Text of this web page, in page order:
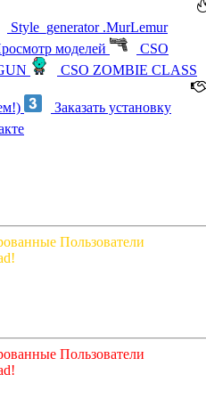
Style_generator .MurLemur
моделей
CSO
CSO ZOMBIE CLASS
Заказать установку
Пользователи
Пользователи